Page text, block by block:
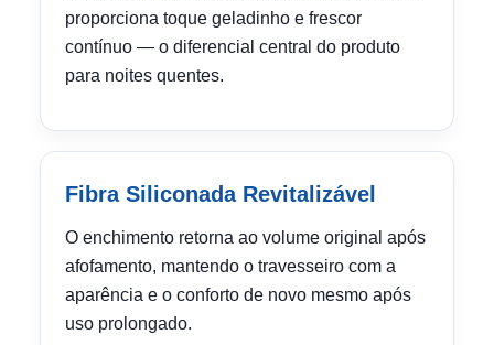
proporciona toque geladinho e frescor
contínuo — o diferencial central do produto
para noites quentes.
Fibra Siliconada Revitalizável
O enchimento retorna ao volume original após
afofamento, mantendo o travesseiro com a
aparência e o conforto de novo mesmo após
uso prolongado.